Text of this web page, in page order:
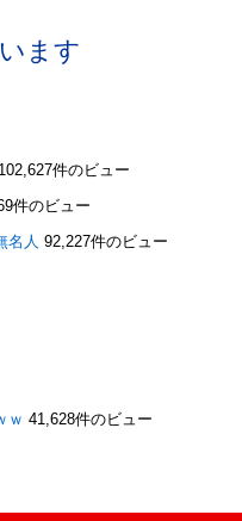
ます
102,627件のビュー
件のビュー
名人 92,227件のビュー
ｗ 41,628件のビュー